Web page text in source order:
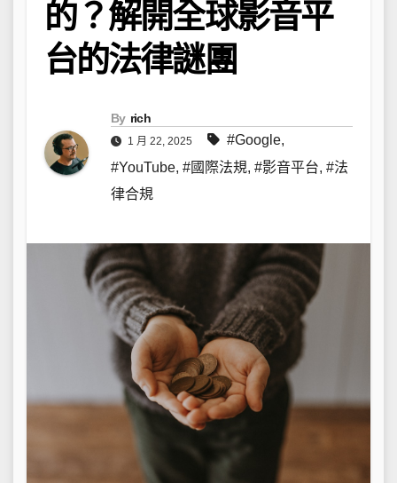
的？解開全球影音平
台的法律謎團
By rich
1 月 22, 2025 #Google,
#YouTube, #國際法規, #影音平台, #法
律合規